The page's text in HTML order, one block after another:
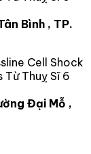
Bình , TP.
Cell Shock
Từ Thuỵ Sĩ 6
Đại Mỗ ,